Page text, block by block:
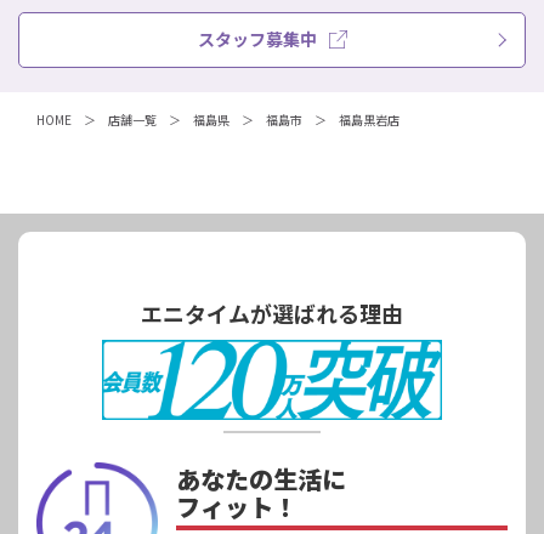
スタッフ募集中
HOME 店舗一覧 福島県 福島市 福島黒岩店
エニタイムが選ばれる理由
あなたの生活に
フィット！